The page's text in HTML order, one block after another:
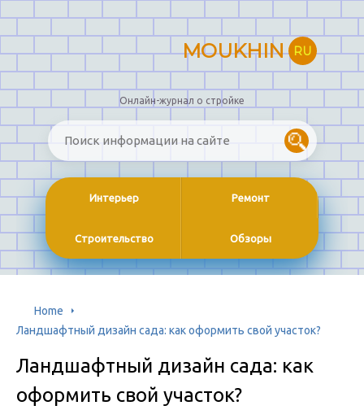
MOUKHIN RU
Онлайн-журнал о стройке
Интерьер Ремонт
Строительство Обзоры
Home
Ландшафтный дизайн сада: как оформить свой участок?
Ландшафтный дизайн сада: как
оформить свой участок?